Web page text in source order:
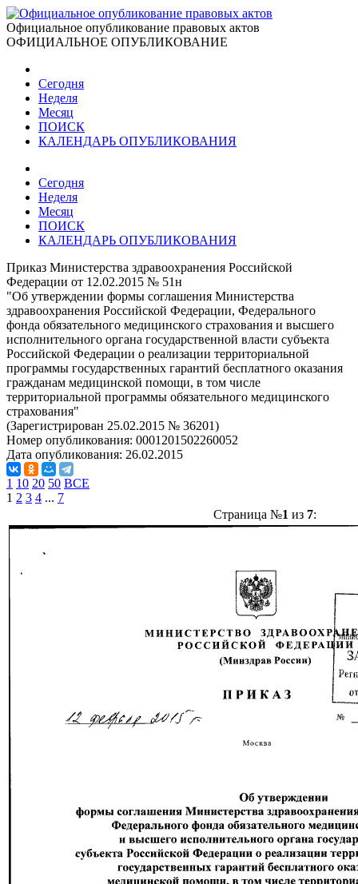
Официальное опубликование правовых актов
ОФИЦИАЛЬНОЕ ОПУБЛИКОВАНИЕ
Сегодня
Неделя
Месяц
ПОИСК
КАЛЕНДАРЬ ОПУБЛИКОВАНИЯ
Сегодня
Неделя
Месяц
ПОИСК
КАЛЕНДАРЬ ОПУБЛИКОВАНИЯ
Приказ Министерства здравоохранения Российской
Федерации от 12.02.2015 № 51н
"Об утверждении формы соглашения Министерства
здравоохранения Российской Федерации, Федерального
фонда обязательного медицинского страхования и высшего
исполнительного органа государственной власти субъекта
Российской Федерации о реализации территориальной
программы государственных гарантий бесплатного оказания
гражданам медицинской помощи, в том числе
территориальной программы обязательного медицинского
страхования"
(Зарегистрирован 25.02.2015 № 36201)
Номер опубликования: 0001201502260052
Дата опубликования: 26.02.2015
1 10 20 50 ВСЕ
1 2 3 4 ... 7
Страница №1 из 7: